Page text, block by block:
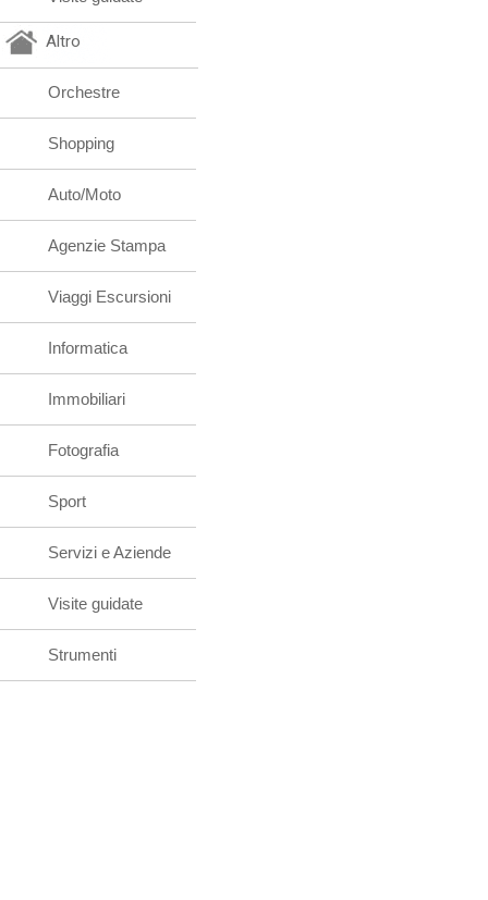
Altro
Orchestre
Shopping
Auto/Moto
Agenzie Stampa
Viaggi Escursioni
Informatica
Immobiliari
Fotografia
Sport
Servizi e Aziende
Visite guidate
Strumenti